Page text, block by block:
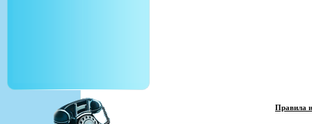
Правила